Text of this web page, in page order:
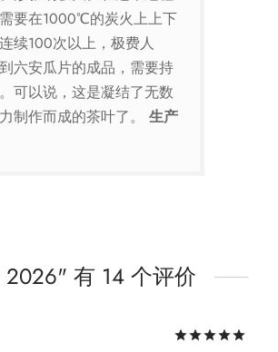
要在1000℃的炭火上上下
续100次以上，极费人
六安瓜片的成品，需要持
可以说，这是凝结了无数
制作而成的茶叶了。 生产
2026 有 14 个评价